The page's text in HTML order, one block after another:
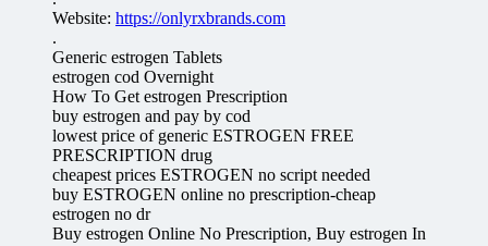
Website: https://onlyrxbrands.com
.
Generic estrogen Tablets
estrogen cod Overnight
How To Get estrogen Prescription
buy estrogen and pay by cod
lowest price of generic ESTROGEN FREE
PRESCRIPTION drug
cheapest prices ESTROGEN no script needed
buy ESTROGEN online no prescription-cheap
estrogen no dr
Buy estrogen Online No Prescription, Buy estrogen In